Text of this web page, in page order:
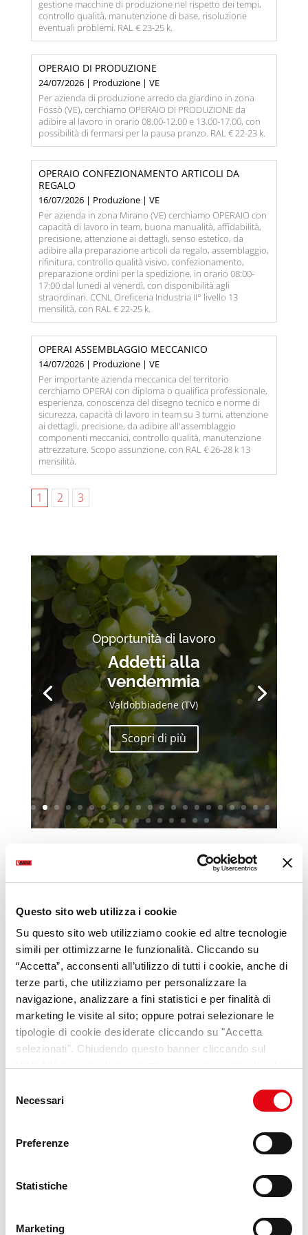
Questo sito web utilizza i cookie
Su questo sito web utilizziamo cookie ed altre tecnologie
simili per ottimizzarne le funzionalità. Cliccando su
“Accetta”, acconsenti all’utilizzo di tutti i cookie, anche di
terze parti, che utilizziamo per personalizzare la
navigazione, analizzare a fini statistici e per finalità di
marketing le visite al sito; oppure potrai selezionare le
tipologie di cookie desiderate cliccando su "Accetta
selezionati". Chiudendo questo banner cliccando sul
modificare le tue preferenze in ogni momento mediante il
link “Impostazione dei cookie” a fine pagina. Per ulteriori
Cookie
Policy.
delNecessari
Preferenze
Statistiche
Marketing
gestione macchine di produzione nel rispetto dei tempi,
controllo qualità, manutenzione di base, risoluzione
eventuali problemi. RAL € 23-25 k.
OPERAIO DI PRODUZIONE
24/07/2026 | Produzione | VE
Per azienda di produzione arredo da giardino in zona
Fossò (VE), cerchiamo OPERAIO DI PRODUZIONE da
adibire al lavoro in orario 08.00-12.00 e 13.00-17.00, con
possibilità di fermarsi per la pausa pranzo. RAL € 22-23 k.
OPERAIO CONFEZIONAMENTO ARTICOLI DA
REGALO
16/07/2026 | Produzione | VE
Per azienda in zona Mirano (VE) cerchiamo OPERAIO con
capacità di lavoro in team, buona manualità, affidabilità,
precisione, attenzione ai dettagli, senso estetico, da
adibire alla preparazione articoli da regalo, assemblaggio,
rifinitura, controllo qualità visivo, confezionamento,
preparazione ordini per la spedizione, in orario 08:00-
17:00 dal lunedì al venerdì, con disponibilità agli
straordinari. CCNL Oreficeria Industria II° livello 13
mensilità, con RAL € 22-25 k.
OPERAI ASSEMBLAGGIO MECCANICO
14/07/2026 | Produzione | VE
Per importante azienda meccanica del territorio
cerchiamo OPERAI con diploma o qualifica professionale,
esperienza, conoscenza del disegno tecnico e norme di
sicurezza, capacità di lavoro in team su 3 turni, attenzione
ai dettagli, precisione, da adibire all'assemblaggio
componenti meccanici, controllo qualità, manutenzione
attrezzature. Scopo assunzione, con RAL € 26-28 k 13
mensilità.
1 2 3
Opportunità di lavoro
Addetti alla
vendemmia
Valdobbiadene (TV)
Scopri di più
YUMANA
La nostra nuova piattaforma dedicata ai
trend e alle opportunità per i giovani